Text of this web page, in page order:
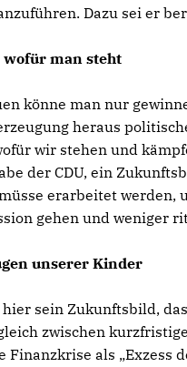
Dazu sei er
man steht
könne man nur
heraus
wir stehen und
der CDU, ein
erarbeitet werden,
gehen und weniger
unserer Kinder
sein Zukunftsbild,
zwischen
Finanzkrise als